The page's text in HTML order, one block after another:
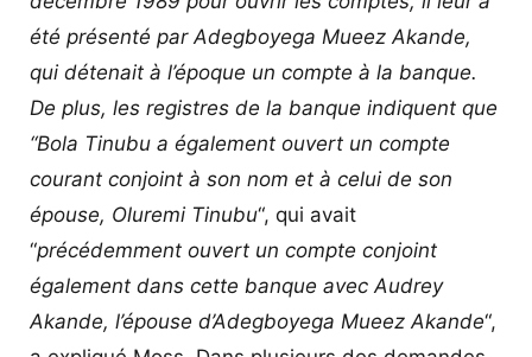
été présenté par Adegboyega Mueez Akande,
qui détenait à l’époque un compte à la banque.
De plus, les registres de la banque indiquent que
“Bola Tinubu a également ouvert un compte
courant conjoint à son nom et à celui de son
épouse, Oluremi Tinubu“, qui avait
“précédemment ouvert un compte conjoint
également dans cette banque avec Audrey
Akande, l’épouse d’Adegboyega Mueez Akande“,